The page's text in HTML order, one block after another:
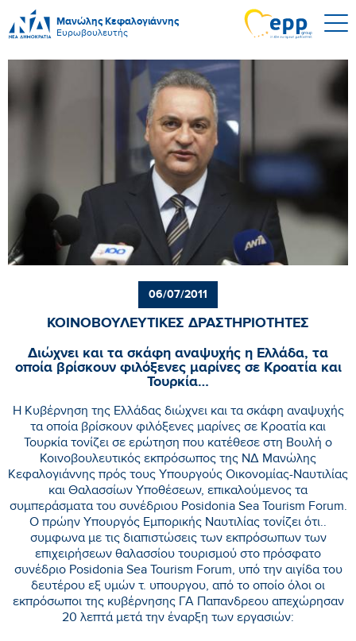
Μανώλης Κεφαλογιάννης
Ευρωβουλευτής
06/07/2011
ΚΟΙΝΟΒΟΥΛΕΥΤΙΚΕΣ ΔΡΑΣΤΗΡΙΟΤΗΤΕΣ
Διώχνει και τα σκάφη αναψυχής η Ελλάδα, τα
οποία βρίσκουν φιλόξενες μαρίνες σε Κροατία και
Τουρκία…
Η Κυβέρνηση της Ελλάδας διώχνει και τα σκάφη αναψυχής
τα οποία βρίσκουν φιλόξενες μαρίνες σε Κροατία και
Τουρκία τονίζει σε ερώτηση που κατέθεσε στη Βουλή ο
Κοινοβουλευτικός εκπρόσωπος της ΝΔ Μανώλης
Κεφαλογιάννης πρός τους Υπουργούς Οικονομίας-Ναυτιλίας
και Θαλασσίων Υποθέσεων, επικαλούμενος τα
συμπεράσματα του συνέδριου Posidonia Sea Tourism Forum.
Ο πρώην Υπουργός Εμπορικής Ναυτιλίας τονίζει ότι..
συμφωνα με τις διαπιστώσεις των εκπρόσωπων των
επιχειρήσεων θαλασσίου τουρισμού στο πρόσφατο
συνέδριο Posidonia Sea Tourism Forum, υπό την αιγίδα του
δευτέρου εξ υμών τ. υπουργου, από το οποίο όλοι οι
εκπρόσωποι της κυβέρνησης ΓΑ Παπανδρεου απεχώρησαν
20 λεπτά μετά την έναρξη των εργασιών: